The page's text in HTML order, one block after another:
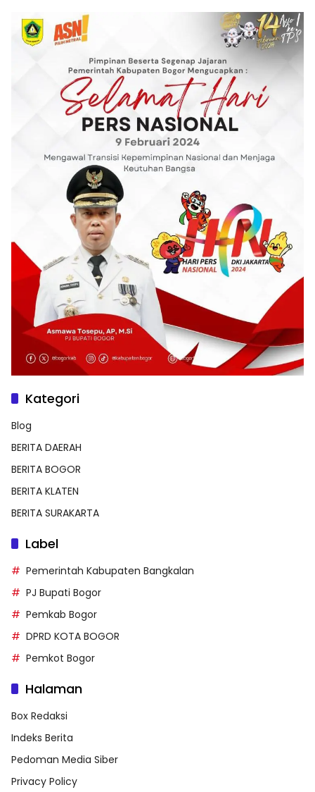
Kategori
Blog
BERITA DAERAH
BERITA BOGOR
BERITA KLATEN
BERITA SURAKARTA
Label
Pemerintah Kabupaten Bangkalan
PJ Bupati Bogor
Pemkab Bogor
DPRD KOTA BOGOR
Pemkot Bogor
Halaman
Box Redaksi
Indeks Berita
Pedoman Media Siber
Privacy Policy